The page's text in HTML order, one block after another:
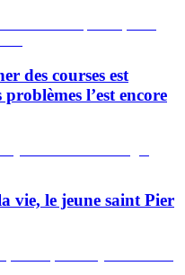
des courses est
l’est encore
vie, le jeune saint Pier